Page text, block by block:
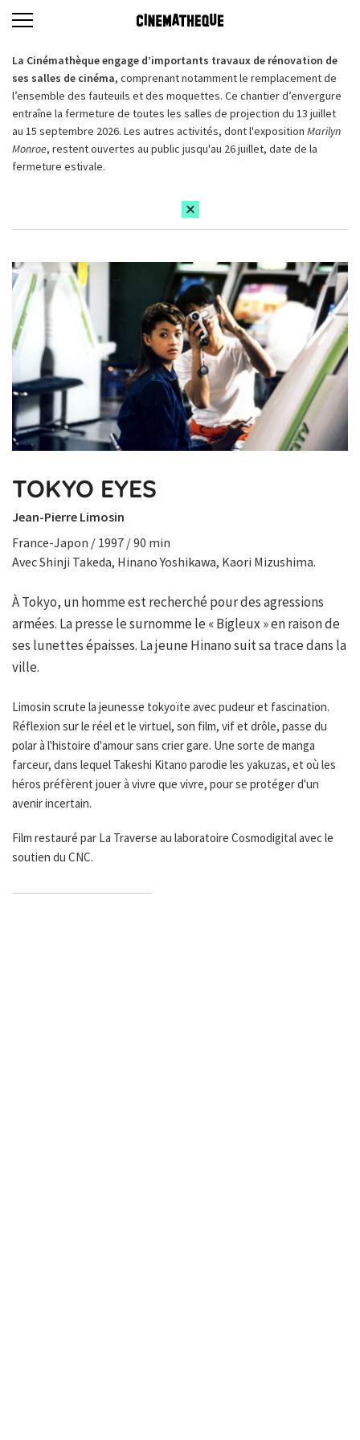
La Cinémathèque engage d’importants travaux de rénovation de
ses salles de cinéma, comprenant notamment le remplacement de
l’ensemble des fauteuils et des moquettes. Ce chantier d’envergure
entraîne la fermeture de toutes les salles de projection du 13 juillet
au 15 septembre 2026. Les autres activités, dont l'exposition Marilyn
Monroe, restent ouvertes au public jusqu'au 26 juillet, date de la
fermeture estivale.
TOKYO EYES
Jean-Pierre Limosin
France-Japon / 1997 / 90 min
Avec Shinji Takeda, Hinano Yoshikawa, Kaori Mizushima.
À Tokyo, un homme est recherché pour des agressions
armées. La presse le surnomme le « Bigleux » en raison de
ses lunettes épaisses. La jeune Hinano suit sa trace dans la
ville.
Limosin scrute la jeunesse tokyoïte avec pudeur et fascination.
Réflexion sur le réel et le virtuel, son film, vif et drôle, passe du
polar à l'histoire d'amour sans crier gare. Une sorte de manga
farceur, dans lequel Takeshi Kitano parodie les yakuzas, et où les
héros préfèrent jouer à vivre que vivre, pour se protéger d'un
avenir incertain.
Film restauré par La Traverse au laboratoire Cosmodigital avec le
soutien du CNC.